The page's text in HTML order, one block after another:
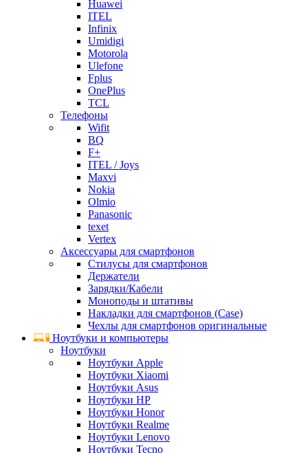
Huawei
ITEL
Infinix
Umidigi
Motorola
Ulefone
Fplus
OnePlus
TCL
Телефоны
Wifit
BQ
F+
ITEL / Joys
Maxvi
Nokia
Olmio
Panasonic
texet
Vertex
Аксессуары для смартфонов
Стилусы для смартфонов
Держатели
Зарядки/Кабели
Моноподы и штативы
Накладки для смартфонов (Case)
Чехлы для смартфонов оригинальные
Ноутбуки и компьютеры
Ноутбуки
Ноутбуки Apple
Ноутбуки Xiaomi
Ноутбуки Asus
Ноутбуки HP
Ноутбуки Honor
Ноутбуки Realme
Ноутбуки Lenovo
Ноутбуки Tecno